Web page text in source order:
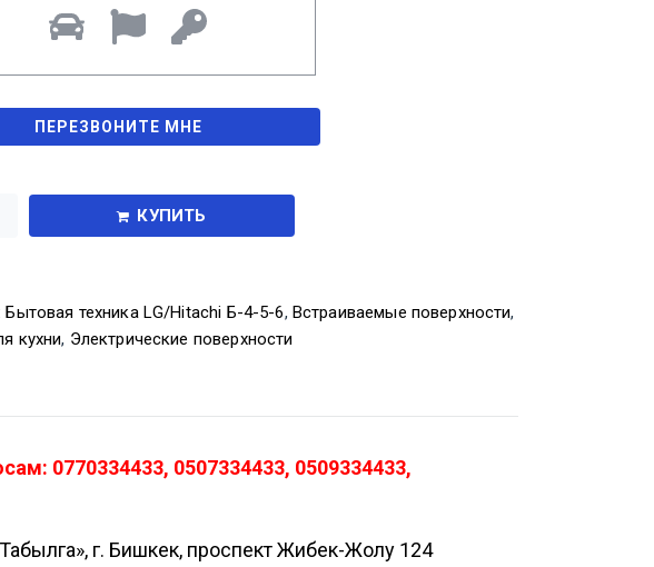
КУПИТЬ
Бытовая техника LG/Hitachi Б-4-5-6, Встраиваемые поверхности,
кухни, Электрические поверхности
0770334433, 0507334433, 0509334433,
г. Бишкек, проспект Жибек-Жолу 124